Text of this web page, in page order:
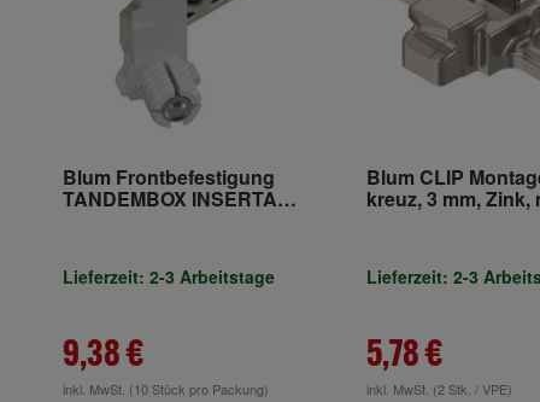
Blum Frontbefestigung
TANDEMBOX INSERTA
Lieferzeit: 2-3 Arbeitstage
9,38 €
inkl. MwSt. (10 Stück pro Packung)
Blum CLIP
kreuz, 3 mm, Zink,
Langloch, vernickelt
Lieferzeit: 2-3
5,78 €
inkl. MwSt. (2 Stk. / VPE)